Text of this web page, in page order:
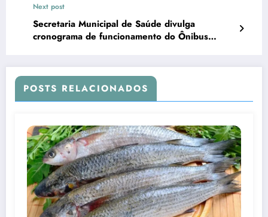
Next post
Secretaria Municipal de Saúde divulga
cronograma de funcionamento do Ônibus
POSTS RELACIONADOS